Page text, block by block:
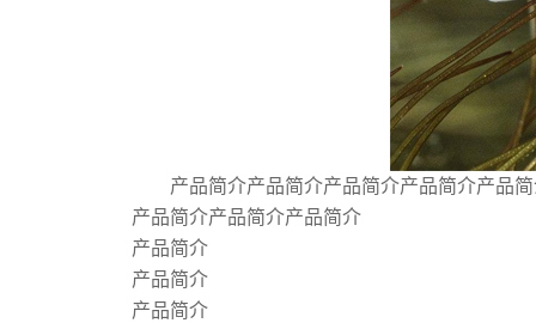
产品简介产品简介产品简介产品简介产品
产品简介产品简介产品简介
产品简介
产品简介
产品简介